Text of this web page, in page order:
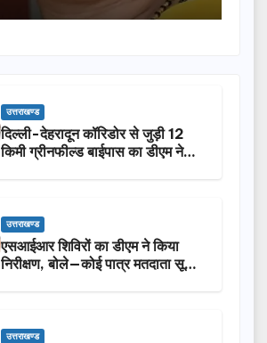
उत्तराखण्ड
दिल्ली-देहरादून कॉरिडोर से जुड़ी 12
किमी ग्रीनफील्ड बाईपास का डीएम ने
उत्तराखण्ड
एसआईआर शिविरों का डीएम ने किया
निरीक्षण, बोले—कोई पात्र मतदाता सूची
उत्तराखण्ड